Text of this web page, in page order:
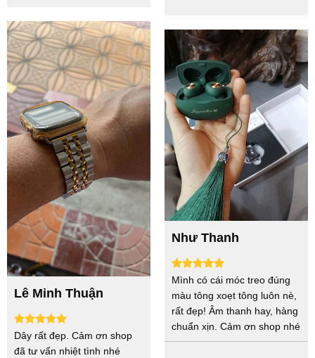
Lê Minh Thuận
Dây rất đẹp. Cảm ơn shop
đã tư vấn nhiệt tình nhé
Như Thanh
Mình có cái móc treo đúng
màu tông xoẹt tông luôn nè,
rất đẹp! Âm thanh hay, hàng
chuẩn xịn. Cảm ơn shop nhé